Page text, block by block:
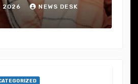
JANUARY 13, 2026 NEWS DESK